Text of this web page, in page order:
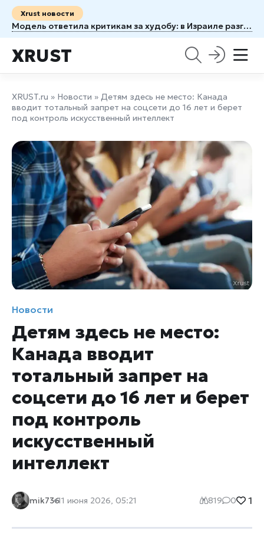
Xrust новости
Модель ответила критикам за худобу: в Израиле разгорелся скандал
XRUST
XRUST.ru » Новости » Детям здесь не место: Канада
вводит тотальный запрет на соцсети до 16 лет и берет
под контроль искусственный интеллект
Новости
Детям здесь не место:
Канада вводит
тотальный запрет на
соцсети до 16 лет и берет
под контроль
искусственный
интеллект
mik73611 июня 2026, 05:21 819 0 1